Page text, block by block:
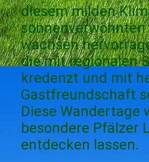
diesem milden
sonnenverwöhnten
wachsen
die mit regionalen
kredenzt und mit
Gastfreundschaft
Diese Wandertage
besondere Pfälzer
entdecken lassen.